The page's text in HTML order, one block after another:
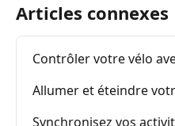
Articles connexes
Contrôler votre vélo
Allumer et éteindre
Synchronisez vos